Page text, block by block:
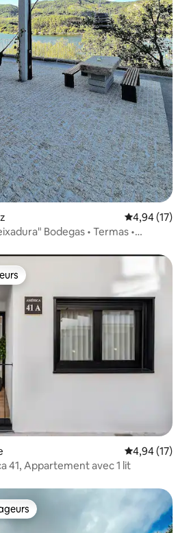
Évaluation
4,94 (17)
Bodegas • Termas •
Évaluation
4,94 (17)
41, Appartement avec 1 lit
les plus appréciés